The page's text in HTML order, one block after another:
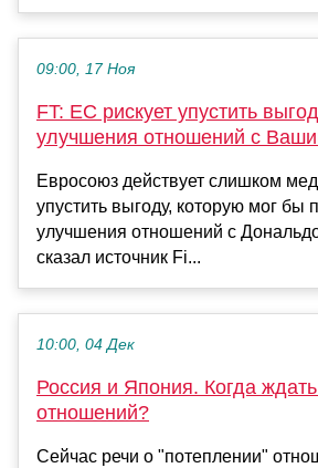
09:00, 17 Ноя
FT: ЕС рискует упустить
улучшения отношений с
Евросоюз действует слишком
упустить выгоду, которую мог бы
улучшения отношений с
сказал источник Fi...
10:00, 04 Дек
Россия и Япония. Когда
отношений?
Сейчас речи о "потеплении"